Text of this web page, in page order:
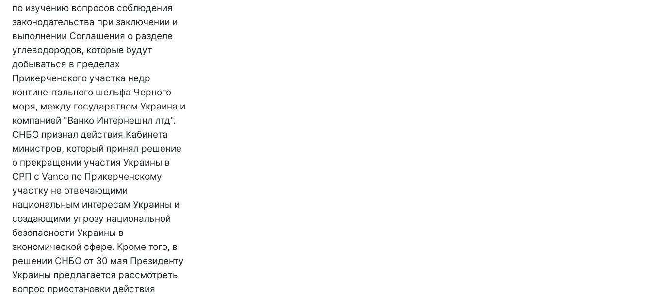
по изучению вопросов соблюдения
законодательства при заключении и
выполнении Соглашения о разделе
углеводородов, которые будут
добываться в пределах
Прикерченского участка недр
континентального шельфа Черного
моря, между государством Украина и
компанией "Ванко Интернешнл лтд".
СНБО признал действия Кабинета
министров, который принял решение
о прекращении участия Украины в
СРП с Vanco по Прикерченскому
участку не отвечающими
национальным интересам Украины и
создающими угрозу национальной
безопасности Украины в
экономической сфере. Кроме того, в
решении СНБО от 30 мая Президенту
Украины предлагается рассмотреть
вопрос приостановки действия